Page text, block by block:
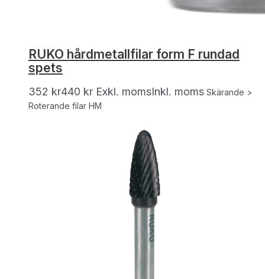
RUKO hårdmetallfilar form F rundad
spets
352 kr440 kr Exkl. momsInkl. moms Skärande >
Roterande filar HM